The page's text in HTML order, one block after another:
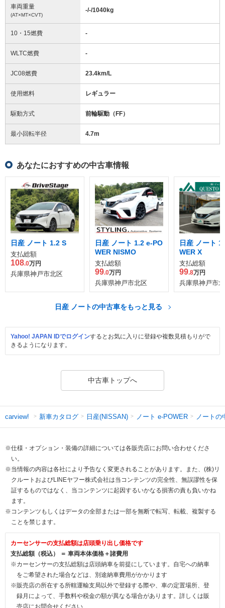
車両重量
(AT×MT×CVT)
-/-/1040kg
10・15燃費 -
WLTC燃費 -
JC08燃費 23.4km/L
使用燃料 レギュラー
駆動方式 前輪駆動（FF）
最小回転半径 4.7m
あなたにおすすめの中古車情報
日産 ノート 1.2 S
支払総額
108.0万円
兵庫県神戸市北区
日産 ノート 1.2 e-PO
WER NISMO
支払総額
99.0万円
兵庫県神戸市北区
日産 ノート
WER X
支払総額
99.8万円
兵庫県神戸市
日産 ノートの中古車をもっと見る
Yahoo! JAPAN IDでログインするとお気に入りに登録や複数見積もりがで
きるようになります。
中古車トップへ
carview! 新車カタログ 日産(NISSAN) ノート e-POWER ノートの
※仕様・オプション・装備の詳細については各販売店にお問い合わせくださ
い。
※当情報の内容は各社により予告なく変更されることがあります。また、(株)リ
クルートおよびLINEヤフー株式会社は当コンテンツの完全性、無誤謬性を保
証するものではなく、当コンテンツに起因するいかなる損害の責も負いかね
ます。
※コンテンツもしくはデータの全部または一部を無断で転写、転載、複製する
ことを禁じます。
カーセンサーの支払総額は店頭乗り出し価格です
支払総額（税込） ＝ 車両本体価格＋諸費用
※カーセンサーの支払総額は店頭納車を前提にしています。自宅への納車
をご希望された場合などは、別途納車費用がかかります
※販売店の所在する所轄運輸支局以外で登録する際や、車の定置場所、登
録月によって、手数料や税金の額が異なる場合があります。詳しくは販
売店にお問合せください